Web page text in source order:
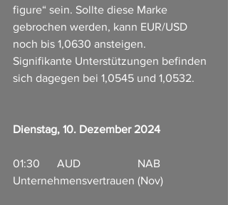
figure“ sein. Sollte diese Marke
gebrochen werden, kann EUR/USD
noch bis 1,0630 ansteigen.
Signifikante Unterstützungen befinden
sich dagegen bei 1,0545 und 1,0532.
Dienstag, 10. Dezember 2024
01:30      AUD                    NAB
Unternehmensvertrauen (Nov)